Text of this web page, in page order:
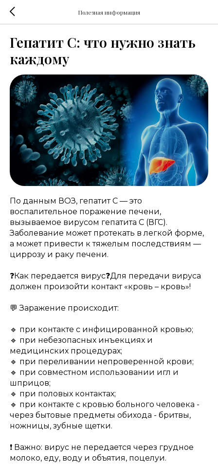
Полезная информация
Гепатит С: что нужно знать
каждому
По данным ВОЗ, гепатит С — это
воспалительное поражение печени,
вызываемое вирусом гепатита С (ВГС).
Заболевание может протекать в легкой форме,
а может привести к тяжелым последствиям —
циррозу и раку печени.
❓Как передается вирус❓Для передачи вируса
должен произойти контакт «кровь – кровь»!
💬 Заражение происходит:
🔹 при контакте с инфицированной кровью;
🔹 при небезопасных инъекциях и
медицинских процедурах;
🔹 при переливании непроверенной крови;
🔹 при совместном использовании игл и
шприцов;
🔹 при половых контактах;
🔹 при контакте с кровью больного человека -
через бытовые предметы обихода - бритвы,
ножницы, зубные щетки.
❗️ Важно: вирус не передается через грудное
молоко, еду, воду и объятия, поцелуи.